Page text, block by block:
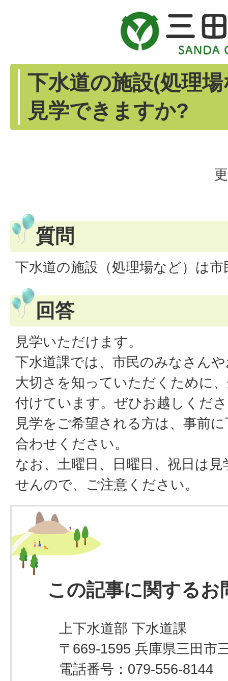
下水道の施設(処理
見学できますか?
質問
下水道の施設（処理場など）は
回答
見学いただけます。
下水道課では、市民のみなさん
大切さを知っていただくために
付けています。ぜひお越しくだ
見学をご希望される方は、事前
合わせください。
なお、土曜日、日曜日、祝日は
せんので、ご注意ください。
この記事に関するお
上下水道部 下水道課
〒669-1595 兵庫県三田市
電話番号：079-556-8144